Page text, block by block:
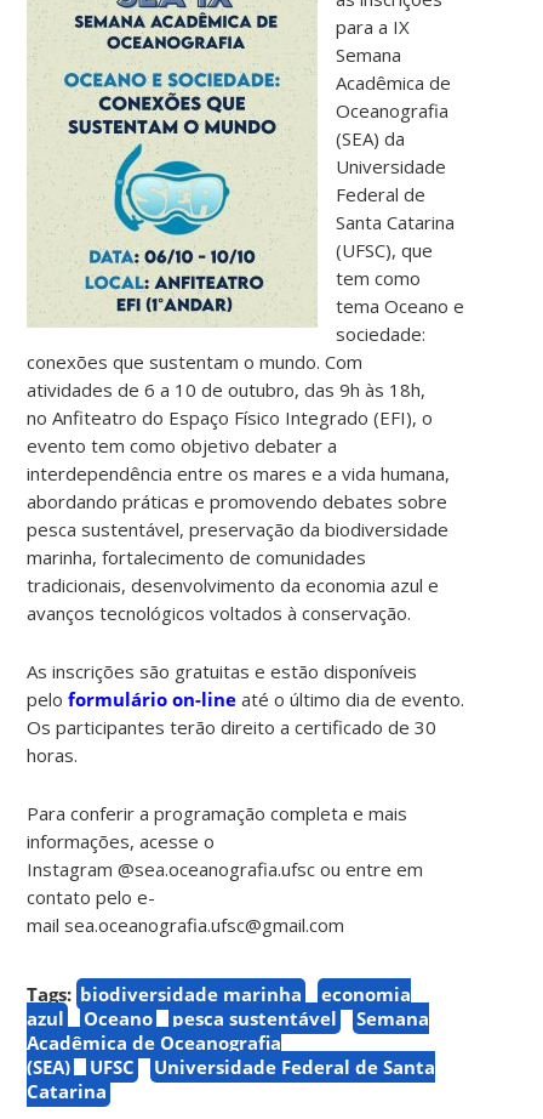
para a IX
Semana
Acadêmica de
Oceanografia
(SEA) da
Universidade
Federal de
Santa Catarina
(UFSC), que
tem como
tema Oceano e
sociedade:
conexões que sustentam o mundo. Com
atividades de 6 a 10 de outubro, das 9h às 18h,
no Anfiteatro do Espaço Físico Integrado (EFI), o
evento tem como objetivo debater a
interdependência entre os mares e a vida humana,
abordando práticas e promovendo debates sobre
pesca sustentável, preservação da biodiversidade
marinha, fortalecimento de comunidades
tradicionais, desenvolvimento da economia azul e
avanços tecnológicos voltados à conservação.
As inscrições são gratuitas e estão disponíveis
peloformulário on-line até o último dia de evento.
Os participantes terão direito a certificado de 30
horas.
Para conferir a programação completa e mais
informações, acesse o
Instagram @sea.oceanografia.ufsc ou entre em
contato pelo e-
mail sea.oceanografia.ufsc@gmail.com
Tags: biodiversidade marinha
economia
azul
Oceano pesca sustentável
Semana
Acadêmica de Oceanografia
(SEA)
UFSC
Universidade Federal de Santa
Catarina